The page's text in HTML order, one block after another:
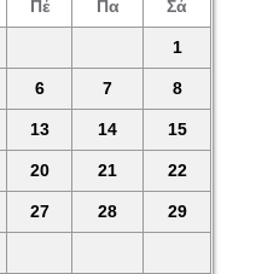
Πέ Πα Σά
1
6 7 8
13 14 15
20 21 22
27 28 29